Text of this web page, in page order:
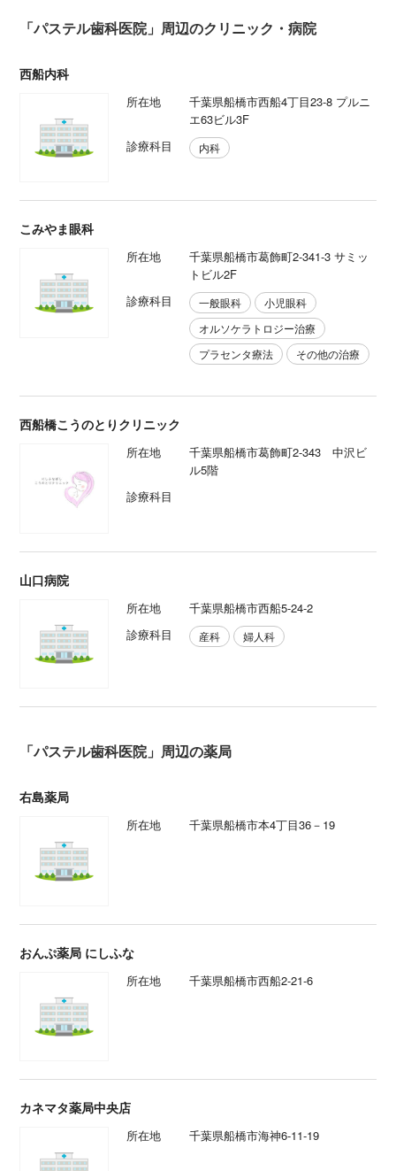
「パステル歯科医院」周辺のクリニック・病院
西船内科
所在地
千葉県船橋市西船4丁目23-8 プルニ
エ63ビル3F
診療科目
内科
こみやま眼科
所在地
千葉県船橋市葛飾町2-341-3 サミッ
トビル2F
診療科目
一般眼科
小児眼科
オルソケラトロジー治療
プラセンタ療法
その他の治療
西船橋こうのとりクリニック
所在地
千葉県船橋市葛飾町2-343 中沢ビ
ル5階
診療科目
山口病院
所在地
千葉県船橋市西船5-24-2
診療科目
産科 婦人科
「パステル歯科医院」周辺の薬局
右島薬局
所在地 千葉県船橋市本4丁目36－19
おんぷ薬局 にしふな
所在地 千葉県船橋市西船2-21-6
カネマタ薬局中央店
所在地 千葉県船橋市海神6-11-19